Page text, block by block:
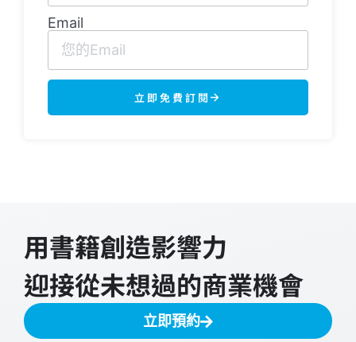
Email
立即免費訂閱
用書籍創造影響力
迎接從未想過的商業機會
立即預約